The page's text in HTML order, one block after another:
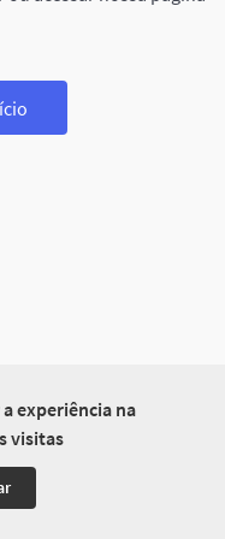
experiência na
visitas